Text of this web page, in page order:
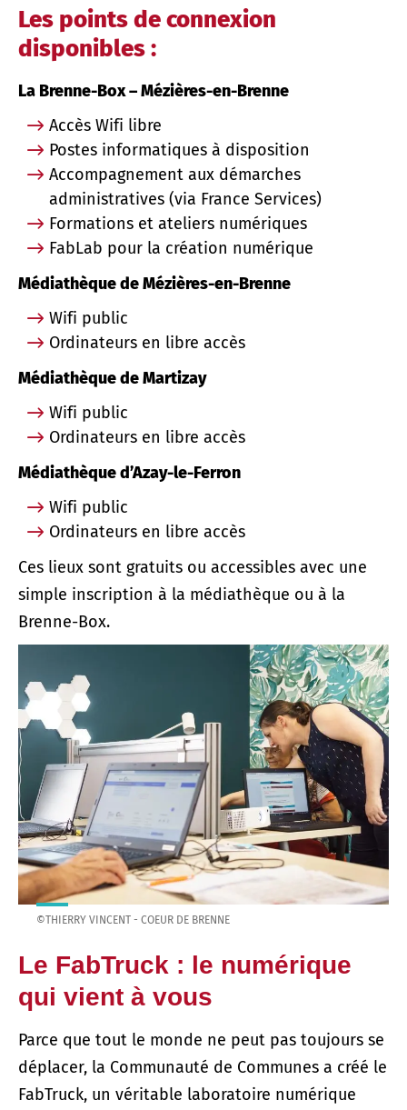
Les points de connexion
disponibles :
La Brenne-Box – Mézières-en-Brenne
Accès Wifi libre
Postes informatiques à disposition
Accompagnement aux démarches
administratives (via France Services)
Formations et ateliers numériques
FabLab pour la création numérique
Médiathèque de Mézières-en-Brenne
Wifi public
Ordinateurs en libre accès
Médiathèque de Martizay
Wifi public
Ordinateurs en libre accès
Médiathèque d’Azay-le-Ferron
Wifi public
Ordinateurs en libre accès
Ces lieux sont gratuits ou accessibles avec une
simple inscription à la médiathèque ou à la
Brenne-Box.
©THIERRY VINCENT - COEUR DE BRENNE
Le FabTruck : le numérique
qui vient à vous
Parce que tout le monde ne peut pas toujours se
déplacer, la Communauté de Communes a créé le
FabTruck, un véritable laboratoire numérique